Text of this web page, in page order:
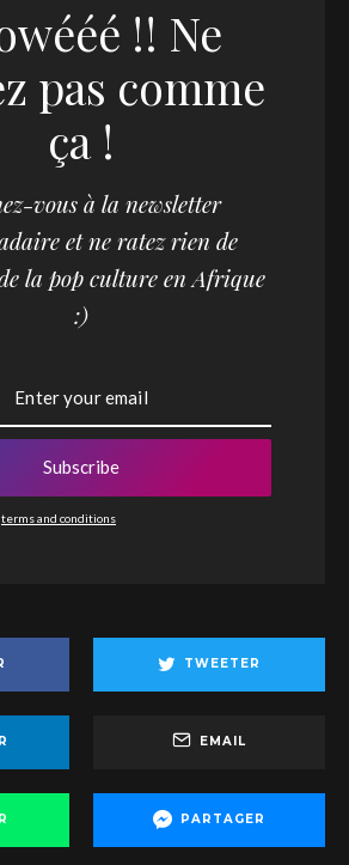
!! Ne
pas comme
ça !
vous à la newsletter
et ne ratez rien de
la pop culture en Afrique
:)
Subscribe
terms and conditions
TWEETER
EMAIL
PARTAGER
din partner som du gjorde når du